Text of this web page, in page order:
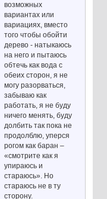
возможных
вариантах или
вариациях, вместо
того чтобы обойти
дерево - натыкаюсь
на него и пытаюсь
обтечь как вода с
обеих сторон, я не
могу разорваться,
забываю как
работать, я не буду
ничего менять, буду
долбить так пока не
продолблю, уперся
рогом как баран –
«смотрите как я
упираюсь и
стараюсь». Но
стараюсь не в ту
сторону.